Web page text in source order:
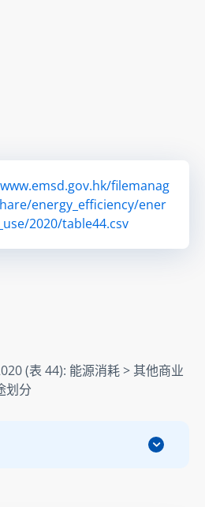
filemanag
energy_efficiency/ener
2020/table44.csv
(表 44): 能源消耗 > 其他商业
划分